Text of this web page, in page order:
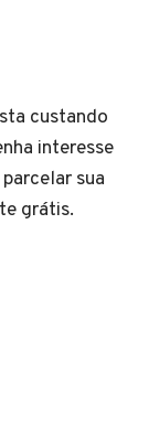
custando
interesse
sua
grátis.